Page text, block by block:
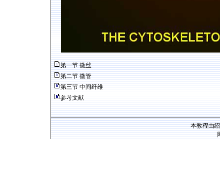
第一节 微丝
第二节 微管
第三节 中间纤维
参考文献
本教程由